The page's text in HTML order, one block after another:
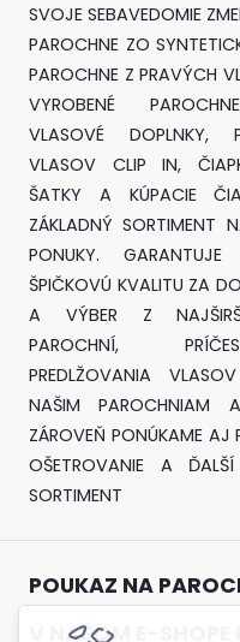
SVOJE SEBAVEDOMIE
PAROCHNE ZO
PAROCHNE Z PRAVÝCH
VYROBENÉ
VLASOVÉ DOPLNKY,
VLASOV CLIP IN,
ŠATKY A KÚPACIE
ZÁKLADNÝ SORTIMENT
PONUKY. GARANTUJE
ŠPIČKOVÚ KVALITU ZA
A VÝBER Z
PAROCHNÍ,
PREDLŽOVANIA
NAŠIM PAROCHNIAM
ZÁROVEŇ PONÚKAME AJ
OŠETROVANIE A
SORTIMENT
POUKAZ NA
V NAŠOM E-SHOPE